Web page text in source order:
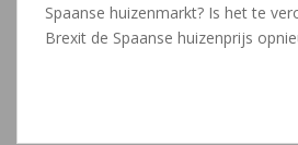
Spaanse huizenmarkt? Is het te
Brexit de Spaanse huizenprijs